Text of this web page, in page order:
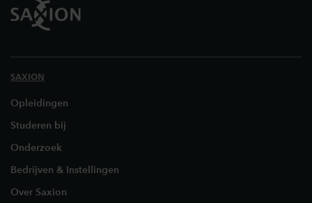
SAXION
Opleidingen
Studeren bij
Onderzoek
Bedrijven & Instellingen
Over Saxion